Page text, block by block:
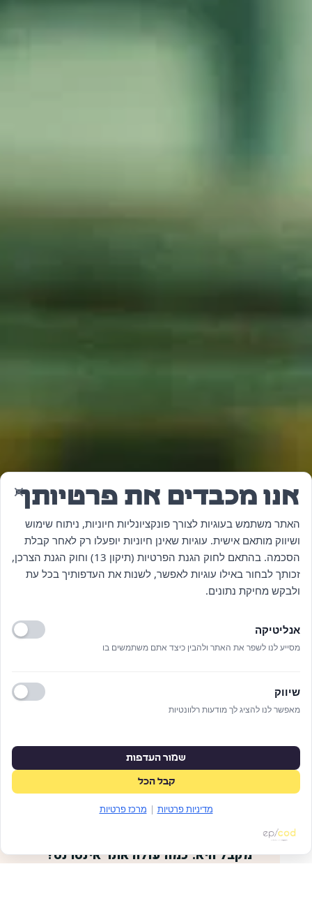
אתר
אינטרנט?
מקבל היא:כמה עולה אתר אינטרנט?
אנו מכבדים את פרטיותך
האתר משתמש בעוגיות לצורך פונקציונליות חיוניות, ניתוח שימוש
ושיווק מותאם אישית. עוגיות שאינן חיוניות יופעלו רק לאחר קבלת
הסכמה. בהתאם לחוק הגנת הפרטיות (תיקון 13) וחוק הגנת הצרכן,
זכותך לבחור באילו עוגיות לאפשר, לשנות את העדפותיך בכל עת
ולבקש מחיקת נתונים.
אנליטיקה
מסייע לנו לשפר את האתר ולהבין כיצד אתם משתמשים בו
שיווק
מאפשר לנו להציג לך מודעות רלוונטיות
שמור העדפות
קבל הכל
מדיניות פרטיות | מרכז פרטיות